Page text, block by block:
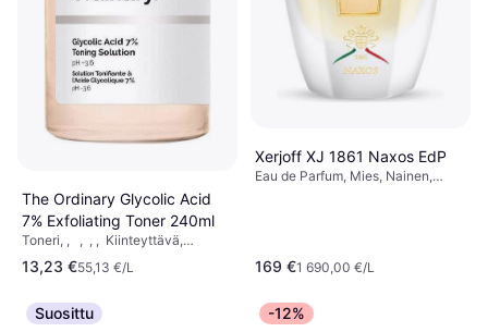
The Ordinary Glycolic Acid
7% Exfoliating Toner 240ml
Toneri, , , , , Kiinteyttävä,
Silottava, Hehku, Rauhoittava,
Kuoriva, Ikääntymistä Estävä,
Gluteeniton, Parabeeniton, Aloe
Vera, AHA-happo, Glykolihappo,
13,23 €55,13 €/L
Xerjoff XJ 1861 Naxos EdP
Eau de Parfum, Mies, Nainen,
169 €1 690,00 €/L
Suosittu -12%